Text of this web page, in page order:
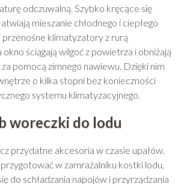
odczuwalną. Szybko kręcące się
mieszanie chłodnego i ciepłego
klimatyzatory z rurą
ściągają wilgoć z powietrza i obniżają
pomocą zimnego nawiewu. Dzięki nim
o kilka stopni bez konieczności
systemu klimatyzacyjnego.
woreczki do lodu
przydatne akcesoria w czasie upałów.
w zamrażalniku kostki lodu,
do schładzania napojów i przyrządzania